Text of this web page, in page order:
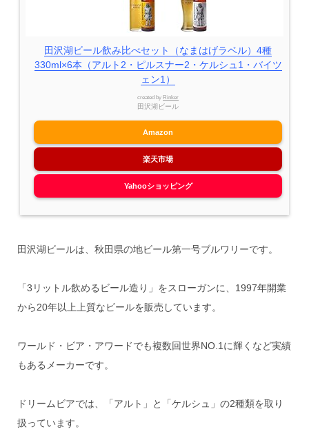
田沢湖ビール飲み比べセット（なまはげラベル）4種
330ml×6本（アルト2・ピルスナー2・ケルシュ1・バイツ
ェン1）
created by Rinker
田沢湖ビール
Amazon
楽天市場
Yahooショッピング
田沢湖ビールは、秋田県の地ビール第一号ブルワリーです。
「3リットル飲めるビール造り」をスローガンに、1997年開業
から20年以上上質なビールを販売しています。
ワールド・ビア・アワードでも複数回世界NO.1に輝くなど実績
もあるメーカーです。
ドリームビアでは、「アルト」と「ケルシュ」の2種類を取り
扱っています。